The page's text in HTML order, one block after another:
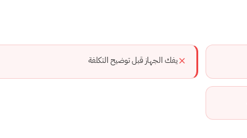
يفك الجهاز قبل توضيح التكلفة